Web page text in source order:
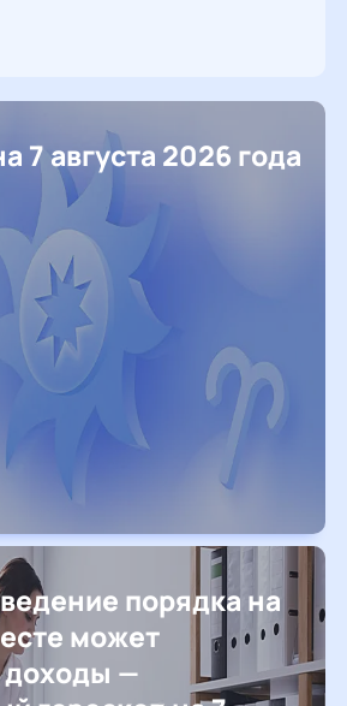
7 августа 2026 года
порядка на
может
доходы —